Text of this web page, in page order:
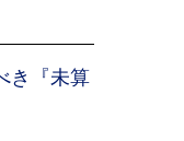
き『未算